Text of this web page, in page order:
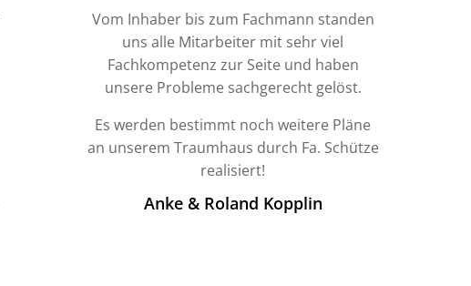
Vom Inhaber bis zum Fachmann standen
uns alle Mitarbeiter mit sehr viel
Fachkompetenz zur Seite und haben
unsere Probleme sachgerecht gelöst.
Es werden bestimmt noch weitere Pläne
an unserem Traumhaus durch Fa. Schütze
realisiert!
Anke & Roland Kopplin